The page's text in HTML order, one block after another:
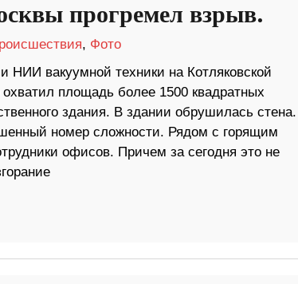
прогремел взрыв.
, Фото
НИИ вакуумной техники на Котляковской
площадь более 1500 квадратных
здания. В здании обрушилась стена.
номер сложности. Рядом с горящим
офисов. Причем за сегодня это не